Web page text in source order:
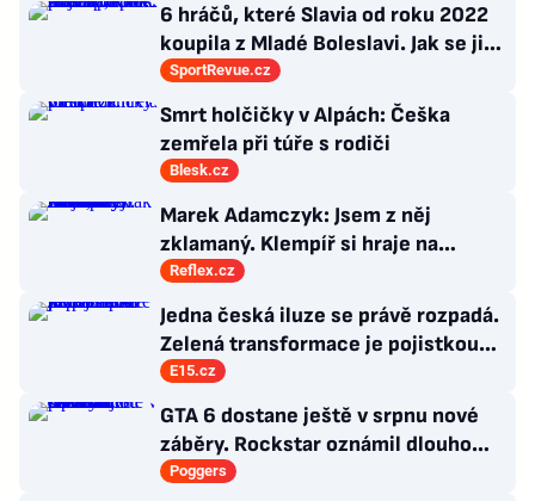
6 hráčů, které Slavia od roku 2022
koupila z Mladé Boleslavi. Jak se jim
po přestupu do Edenu vedlo?
SportRevue.cz
Smrt holčičky v Alpách: Češka
zemřela při túře s rodiči
Blesk.cz
Marek Adamczyk: Jsem z něj
zklamaný. Klempíř si hraje na
ministra. Nestačí se tak tvářit, musí
zamakat
Reflex.cz
Jedna česká iluze se právě rozpadá.
Zelená transformace je pojistkou
proti chaosu
E15.cz
GTA 6 dostane ještě v srpnu nové
záběry. Rockstar oznámil dlouho
očekávanou prezentaci
Poggers